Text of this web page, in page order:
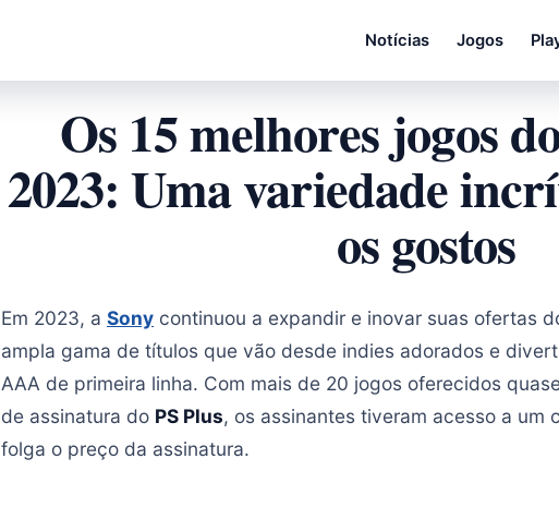
Notícias Jogos
Os 15 melhores jogos
2023: Uma variedade
os gostos
Em 2023, a Sony continuou a expandir e inovar suas ofertas
ampla gama de títulos que vão desde indies adorados e
AAA de primeira linha. Com mais de 20 jogos oferecidos
de assinatura do PS Plus, os assinantes tiveram acesso a um
folga o preço da assinatura.